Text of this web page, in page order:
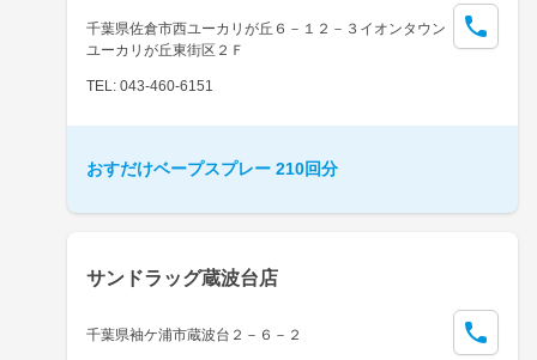
千葉県佐倉市西ユーカリが丘６－１２－３イオンタウン
ユーカリが丘東街区２Ｆ
TEL: 043-460-6151
おすだけベープスプレー 210回分
サンドラッグ蔵波台店
千葉県袖ケ浦市蔵波台２－６－２